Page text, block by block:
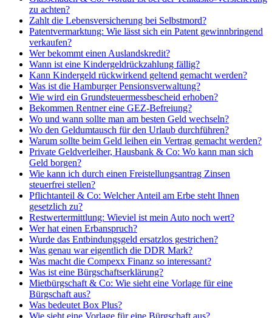
zu achten?
Zahlt die Lebensversicherung bei Selbstmord?
Patentvermarktung: Wie lässt sich ein Patent gewinnbringend
verkaufen?
Wer bekommt einen Auslandskredit?
Wann ist eine Kindergeldrückzahlung fällig?
Kann Kindergeld rückwirkend geltend gemacht werden?
Was ist die Hamburger Pensionsverwaltung?
Wie wird ein Grundsteuermessbescheid erhoben?
Bekommen Rentner eine GEZ-Befreiung?
Wo und wann sollte man am besten Geld wechseln?
Wo den Geldumtausch für den Urlaub durchführen?
Warum sollte beim Geld leihen ein Vertrag gemacht werden?
Private Geldverleiher, Hausbank & Co: Wo kann man sich
Geld borgen?
Wie kann ich durch einen Freistellungsantrag Zinsen
steuerfrei stellen?
Pflichtanteil & Co: Welcher Anteil am Erbe steht Ihnen
gesetzlich zu?
Restwertermittlung: Wieviel ist mein Auto noch wert?
Wer hat einen Erbanspruch?
Wurde das Entbindungsgeld ersatzlos gestrichen?
Was genau war eigentlich die DDR Mark?
Was macht die Compexx Finanz so interessant?
Was ist eine Bürgschaftserklärung?
Mietbürgschaft & Co: Wie sieht eine Vorlage für eine
Bürgschaft aus?
Was bedeutet Box Plus?